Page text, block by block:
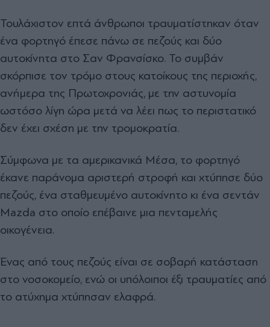
Τουλάχιστον επτά άνθρωποι τραυματίστηκαν όταν
ένα φορτηγό έπεσε πάνω σε πεζούς και δύο
αυτοκίνητα στο Σαν Φρανσίσκο. Το συμβάν
σκόρπισε τον τρόμο στους κατοίκους της περιοχής,
ανήμερα της Πρωτοχρονιάς, με την αστυνομία
ωστόσο λίγη ώρα μετά να λέει πως το περιστατικό
δεν έχει σχέση με την τρομοκρατία.
Σύμφωνα με τα αμερικανικά Μέσα, το φορτηγό
έκανε παράνομα αριστερή στροφή και χτύπησε δύο
πεζούς, ένα σταθμευμένο αυτοκίνητο κι ένα σεντάν
Mazda στο οποίο επέβαινε μια πενταμελής
οικογένεια.
Ένας από τους πεζούς είναι σε σοβαρή κατάσταση
στο νοσοκομείο, ενώ οι υπόλοιποι έξι τραυματίες από
το ατύχημα χτύπησαν ελαφρά.